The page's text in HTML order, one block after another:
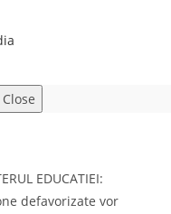
Close